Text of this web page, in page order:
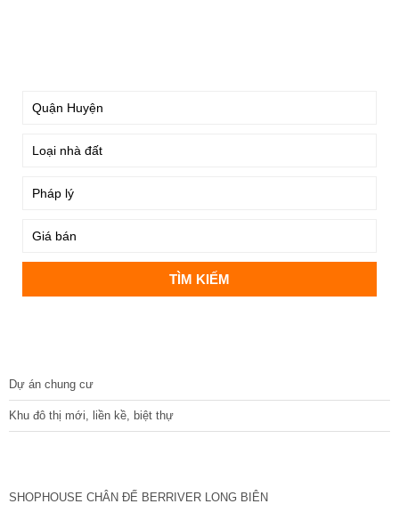
Dự án chung cư
Khu đô thị mới, liền kề, biệt thự
SHOPHOUSE CHÂN ĐẾ BERRIVER LONG BIÊN